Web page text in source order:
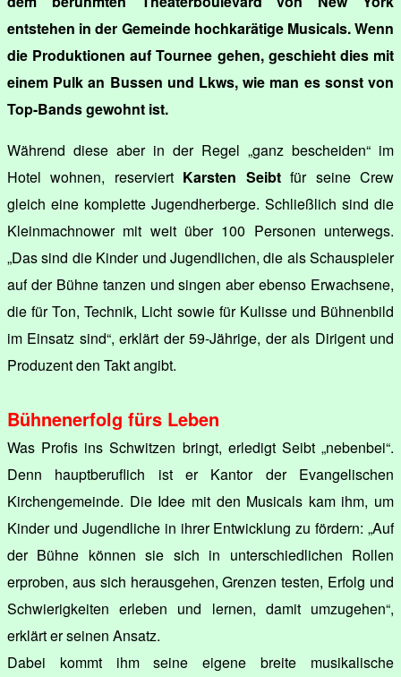
entstehen in der Gemeinde hochkarätige Musicals. Wenn
die Produktionen auf Tournee gehen, geschieht dies mit
einem Pulk an Bussen und Lkws, wie man es sonst von
Top-Bands gewohnt ist.
Während diese aber in der Regel „ganz bescheiden“ im
Hotel wohnen, reserviert Karsten Seibtfür seine Crew
gleich eine komplette Jugendherberge. Schließlich sind die
Kleinmachnower mit weit über 100 Personen unterwegs.
„Das sind die Kinder und Jugendlichen, die als Schauspieler
auf der Bühne tanzen und singen aber ebenso Erwachsene,
die für Ton, Technik, Licht sowie für Kulisse und Bühnenbild
im Einsatz sind“, erklärt der 59-Jährige, der als Dirigent und
Produzent den Takt angibt.
Bühnenerfolg fürs Leben
Was Profis ins Schwitzen bringt, erledigt Seibt „nebenbei“.
Denn hauptberuflich ist er Kantor der Evangelischen
Kirchengemeinde. Die Idee mit den Musicals kam ihm, um
Kinder und Jugendliche in ihrer Entwicklung zu fördern: „Auf
der Bühne können sie sich in unterschiedlichen Rollen
erproben, aus sich herausgehen, Grenzen testen, Erfolg und
Schwierigkeiten erleben und lernen, damit umzugehen“,
erklärt er seinen Ansatz.
Dabei kommt ihm seine eigene breite musikalische